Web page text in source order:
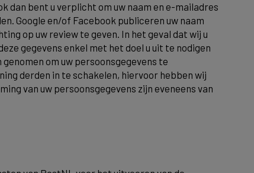
dan bent u verplicht om uw naam en e-mailadres
Google en/of Facebook publiceren uw naam
op uw review te geven. In het geval dat wij u
gegevens enkel met het doel u uit te nodigen
om uw persoonsgegevens te
derden in te schakelen, hiervoor hebben wij
van uw persoonsgegevens zijn eveneens van